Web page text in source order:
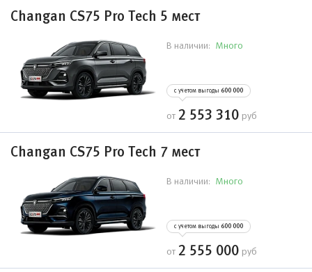
Changan CS75 Pro Tech 5 мест
В наличии: Много
с учетом выгоды 600 000
от 2 553 310 руб
Changan CS75 Pro Tech 7 мест
В наличии: Много
с учетом выгоды 600 000
от 2 555 000 руб